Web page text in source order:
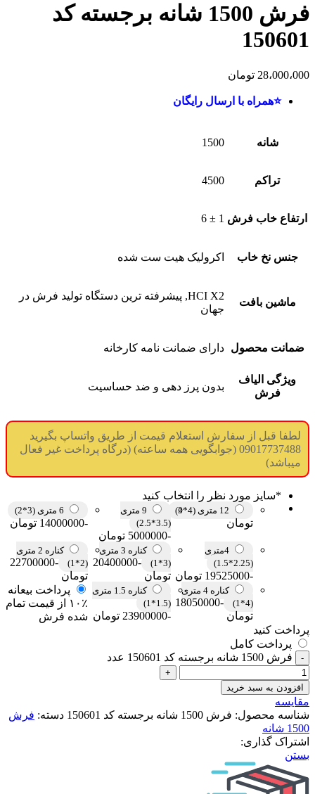
فرش 1500 شانه برجسته کد
150601
28،000،000 تومان
⭐همراه با ارسال رایگان
شانه 1500
تراکم 4500
ارتفاع خاب فرش 1 ± 6
جنس نخ خاب اکرولیک هیت ست شده
ماشین بافت
HCI X2, پیشرفته ترین دستگاه تولید فرش در
جهان
ضمانت محصول دارای ضمانت نامه کارخانه
ویژگی الیاف
فرش
بدون پرز دهی و ضد حساسیت
لطفا قبل از سفارش استعلام قیمت از طریق واتساپ بگیرید
09017737488 (جوابگویی همه ساعته) (درگاه پرداخت غیر فعال
میباشد)
*سایز مورد نظر را انتخاب کنید
12 متری (4*3)
تومان
9 متری
(3.5*2.5)
-5000000 تومان
6 متری (3*2)
-14000000 تومان
4متری
(2.25*1.5)
-19525000 تومان
کناره 3 متری
(3*1)
-20400000
تومان
کناره 2 متری
(2*1)
-22700000
تومان
کناره 4 متری
(4*1)
-18050000
تومان
کناره 1.5 متری
(1.5*1)
-23900000 تومان
پرداخت بیعانه
۱۰٪ از قیمت تمام
شده فرش
پرداخت کنید
پرداخت کامل
فرش 1500 شانه برجسته کد 150601 عدد
افزودن به سبد خرید
مقایسه
شناسه محصول: فرش 1500 شانه برجسته کد 150601 دسته: فرش
1500 شانه
اشتراک گذاری:
بستن